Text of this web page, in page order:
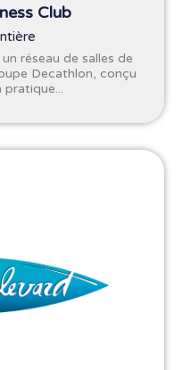
Club
réseau de salles de
Decathlon, conçu
pratique...